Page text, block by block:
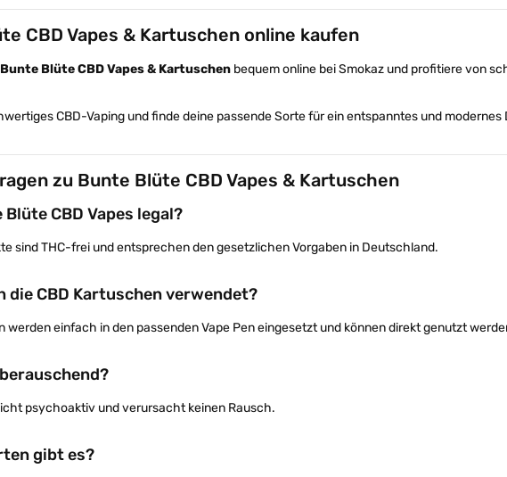
CBD Vapes & Kartuschen online kaufen
Bunte Blüte CBD Vapes & Kartuschen bequem online bei Smokaz und profitiere von
CBD-Vaping und finde deine passende Sorte für ein entspanntes und modernes
zu Bunte Blüte CBD Vapes & Kartuschen
CBD Vapes legal?
sind THC-frei und entsprechen den gesetzlichen Vorgaben in Deutschland.
die CBD Kartuschen verwendet?
werden einfach in den passenden Vape Pen eingesetzt und können direkt genutzt
psychoaktiv und verursacht keinen Rausch.
gibt es?